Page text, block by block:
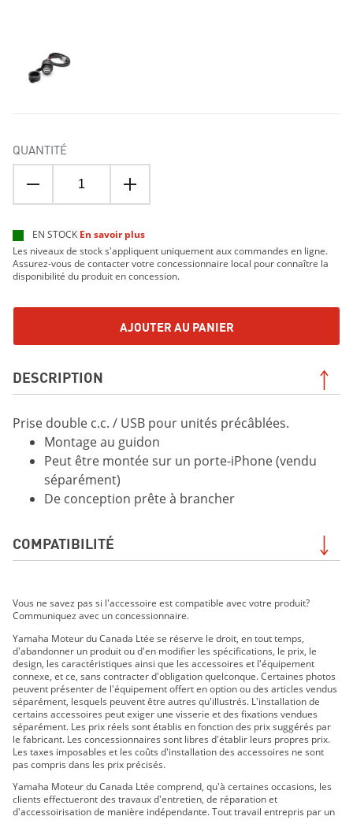
QUANTITÉ
EN STOCK En savoir plus
Les niveaux de stock s'appliquent uniquement aux commandes en ligne.
Assurez-vous de contacter votre concessionnaire local pour connaître la
disponibilité du produit en concession.
AJOUTER AU PANIER
DESCRIPTION
Prise double c.c. / USB pour unités précâblées.
Montage au guidon
Peut être montée sur un porte-iPhone (vendu
séparément)
De conception prête à brancher
COMPATIBILITÉ
MT-07 2021
MT-07 2022
MT-07 2023
MT-07 2024
MT-07 2018
Vous ne savez pas si l'accessoire est compatible avec votre produit?
Communiquez avec un concessionnaire.
Yamaha Moteur du Canada Ltée se réserve le droit, en tout temps,
d'abandonner un produit ou d'en modifier les spécifications, le prix, le
design, les caractéristiques ainsi que les accessoires et l'équipement
connexe, et ce, sans contracter d'obligation quelconque. Certaines photos
peuvent présenter de l'équipement offert en option ou des articles vendus
séparément, lesquels peuvent être autres qu'illustrés. L'installation de
certains accessoires peut exiger une visserie et des fixations vendues
séparément. Les prix réels sont établis en fonction des prix suggérés par
le fabricant. Les concessionnaires sont libres d'établir leurs propres prix.
Les taxes imposables et les coûts d'installation des accessoires ne sont
pas compris dans les prix précisés.
Yamaha Moteur du Canada Ltée comprend, qu'à certaines occasions, les
clients effectueront des travaux d'entretien, de réparation et
d'accessoirisation de manière indépendante. Tout travail entrepris par un